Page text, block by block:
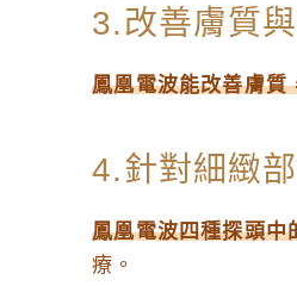
3.改善膚質
鳳凰電波能改善膚質
4.針對細緻
鳳凰電波四種探頭中
療。